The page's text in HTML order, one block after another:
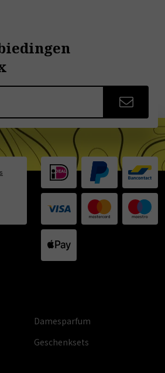
Damesparfum
Geschenksets